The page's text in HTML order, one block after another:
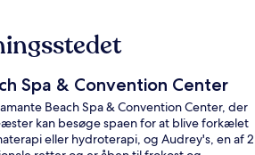
Spa & Convention Center
Beach Spa & Convention Center, der
kan besøge spaen for at blive forkælet
eller hydroterapi, og Audrey's, en af 2